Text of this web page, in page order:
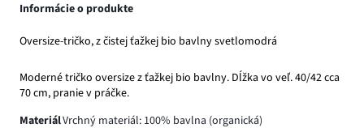
Informácie o produkte
Oversize-tričko, z čistej ťažkej bio bavlny svetlomodrá
Moderné tričko oversize z ťažkej bio bavlny. Dĺžka vo veľ. 40/42 cca
70 cm, pranie v práčke.
MateriálVrchný materiál: 100% bavlna (organická)